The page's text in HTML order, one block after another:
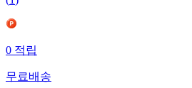
(1)
0적립
무료배송